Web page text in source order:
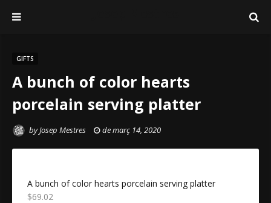
GIFTS
A bunch of color hearts
porcelain serving platter
byJosep Mestres de març 14, 2020
A bunch of color hearts porcelain serving platter
$69.02